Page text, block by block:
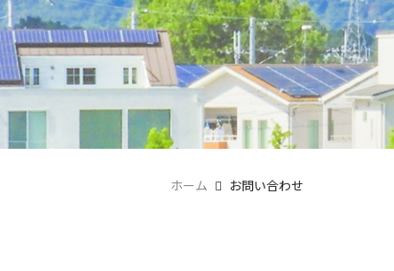
ホーム お問い合わせ